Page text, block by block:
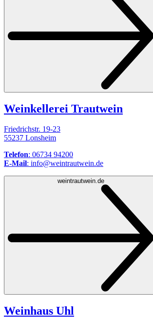
Weinkellerei Trautwein
Friedrichstr. 19-23
55237 Lonsheim
Telefon: 06734 94200
E-Mail: info@weintrautwein.de
weintrautwein.de
Weinhaus Uhl